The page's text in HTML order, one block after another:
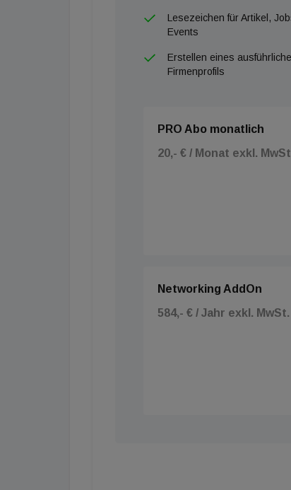
Lesezeichen für Artikel,
Events
Erstellen eines
Firmenprofils
PRO Abo monatlich
20,- € / Monat exkl.
Networking AddOn
584,- € / Jahr exkl. MwSt.